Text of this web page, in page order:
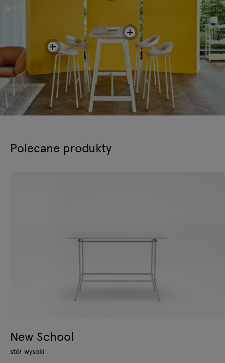
Polecane produkty
New School
stół wysoki